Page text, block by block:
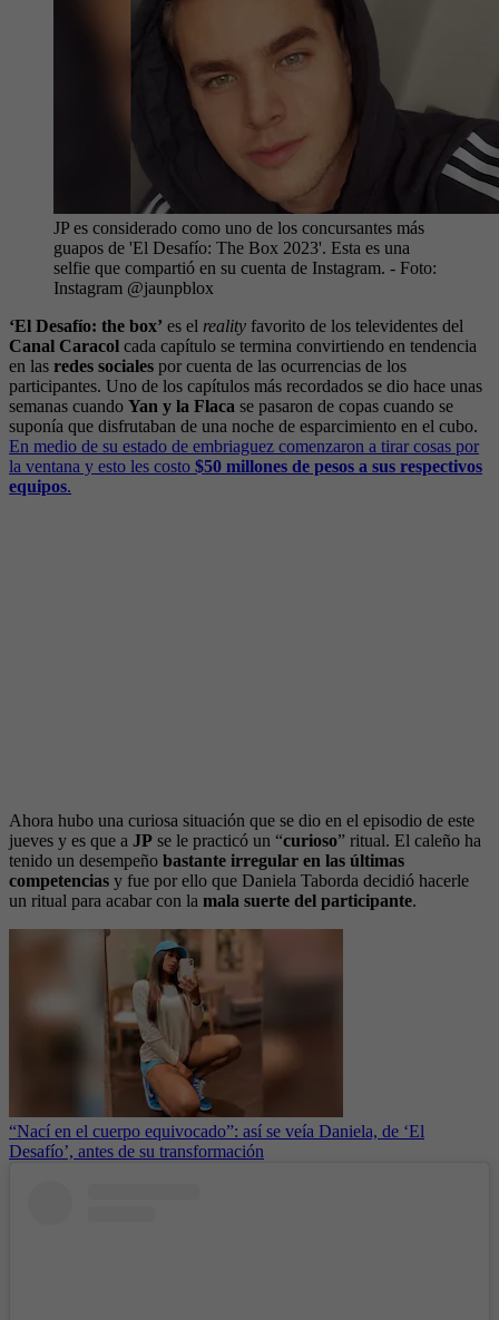
JP es considerado como uno de los concursantes más
guapos de 'El Desafío: The Box 2023'. Esta es una
selfie que compartió en su cuenta de Instagram. - Foto:
Instagram @jaunpblox
‘El Desafío: the box’ es el reality favorito de los televidentes del
Canal Caracol cada capítulo se termina convirtiendo en tendencia
en las redes sociales por cuenta de las ocurrencias de los
participantes. Uno de los capítulos más recordados se dio hace unas
semanas cuando Yan y la Flaca se pasaron de copas cuando se
suponía que disfrutaban de una noche de esparcimiento en el cubo.
En medio de su estado de embriaguez comenzaron a tirar cosas por
la ventana y esto les costo $50 millones de pesos a sus respectivos
equipos.
Ahora hubo una curiosa situación que se dio en el episodio de este
jueves y es que a JP se le practicó un “curioso” ritual. El caleño ha
tenido un desempeño bastante irregular en las últimas
competencias y fue por ello que Daniela Taborda decidió hacerle
un ritual para acabar con la mala suerte del participante.
“Nací en el cuerpo equivocado”: así se veía Daniela, de ‘El
Desafío’, antes de su transformación